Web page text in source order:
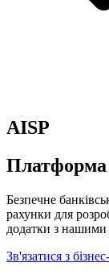
AISP
Платформа
Безпечне
рахунки для
додатки з
Зв'язатися з